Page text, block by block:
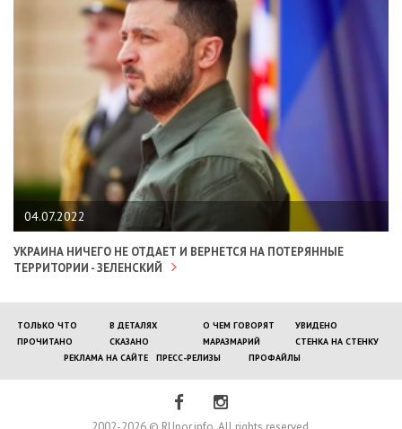
04.07.2022
УКРАИНА НИЧЕГО НЕ ОТДАЕТ И ВЕРНЕТСЯ НА ПОТЕРЯННЫЕ
ТЕРРИТОРИИ - ЗЕЛЕНСКИЙ
ТОЛЬКО ЧТО В ДЕТАЛЯХ О ЧЕМ ГОВОРЯТ
УВИДЕНО
ПРОЧИТАНО
СКАЗАНО МАРАЗМАРИЙ
СТЕНКА НА СТЕНКУ
РЕКЛАМА НА САЙТЕ
ПРЕСС-РЕЛИЗЫ ПРОФАЙЛЫ